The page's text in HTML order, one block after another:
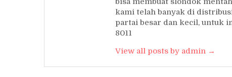
kami telah banyak di
partai besar dan kecil, untuk
8011
View all posts by admin →